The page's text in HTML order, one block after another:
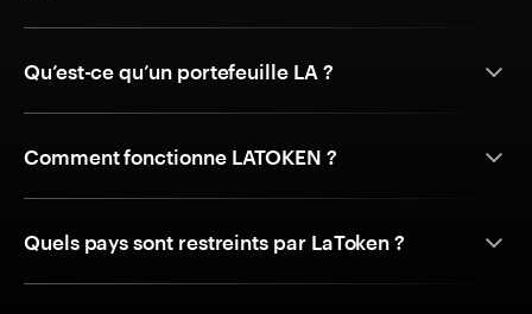
Qu’est-ce qu’un portefeuille LA ?
Comment fonctionne LATOKEN ?
Quels pays sont restreints par LaToken ?